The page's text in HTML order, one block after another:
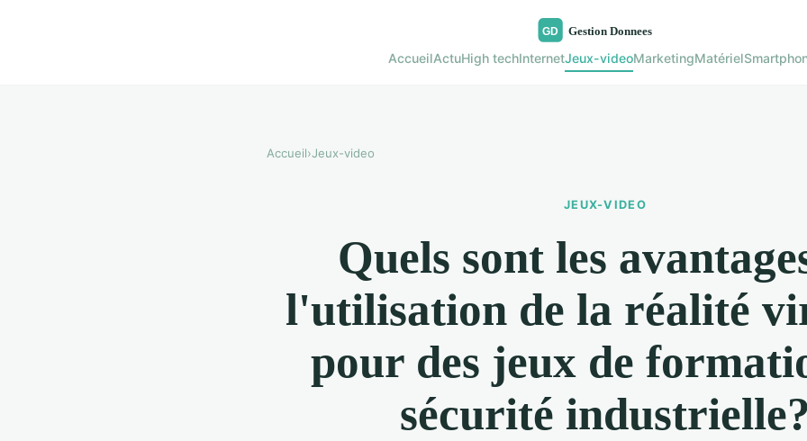
AccueilActuHigh techInternetJeux-videoMarketingMatériel
Accueil›Jeux-video
JEUX-VIDEO
Quels sont les
l'utilisation de la réalité
pour des jeux de
sécurité